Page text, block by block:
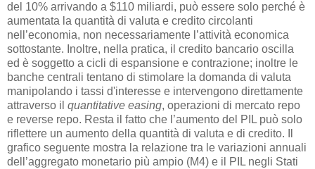
del 10% arrivando a $110 miliardi, può essere solo perché è
aumentata la quantità di valuta e credito circolanti
nell’economia, non necessariamente l’attività economica
sottostante. Inoltre, nella pratica, il credito bancario oscilla
ed è soggetto a cicli di espansione e contrazione; inoltre le
banche centrali tentano di stimolare la domanda di valuta
manipolando i tassi d'interesse e intervengono direttamente
attraverso il quantitative easing, operazioni di mercato repo
e reverse repo. Resta il fatto che l’aumento del PIL può solo
riflettere un aumento della quantità di valuta e di credito. Il
grafico seguente mostra la relazione tra le variazioni annuali
dell’aggregato monetario più ampio (M4) e il PIL negli Stati